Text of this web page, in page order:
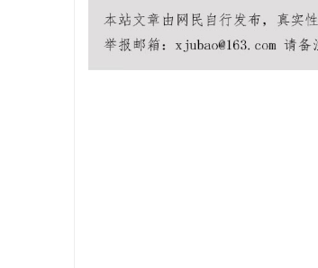
从实验室到资本市场的“估值倍增器”：专利
律师如何重塑硬科技企业的融资逻辑